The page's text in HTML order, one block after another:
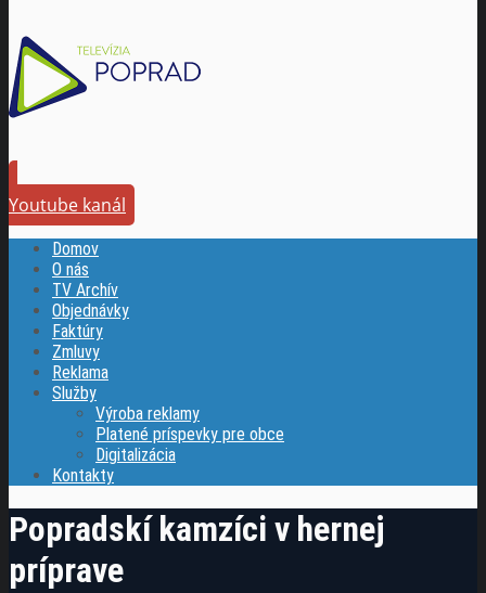
Youtube kanál
Domov
O nás
TV Archív
Objednávky
Faktúry
Zmluvy
Reklama
Služby
Výroba reklamy
Platené príspevky pre obce
Digitalizácia
Kontakty
Popradskí kamzíci v hernej
príprave